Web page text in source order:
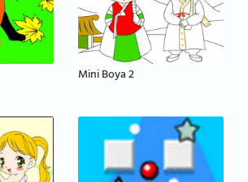
Mini Boya 2